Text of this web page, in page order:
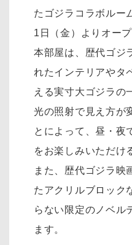
たゴジラコラボルー
1日（金）よりオープ
本部屋は、歴代ゴジ
れたインテリアやタ
える実寸大ゴジラの
光の照射で見え方が
とによって、昼・夜
をお楽しみいただけ
また、歴代ゴジラ映
たアクリルブロック
らない限定のノベル
ます。